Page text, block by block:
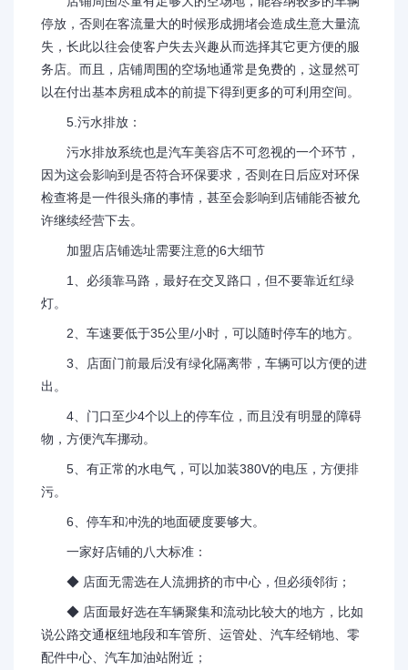
停放，否则在客流量大的时候形成拥堵会造成生意大量流
失，长此以往会使客户失去兴趣从而选择其它更方便的服
务店。而且，店铺周围的空场地通常是免费的，这显然可
以在付出基本房租成本的前提下得到更多的可利用空间。
5.污水排放：
污水排放系统也是汽车美容店不可忽视的一个环节，
因为这会影响到是否符合环保要求，否则在日后应对环保
检查将是一件很头痛的事情，甚至会影响到店铺能否被允
许继续经营下去。
加盟店店铺选址需要注意的6大细节
1、必须靠马路，最好在交叉路口，但不要靠近红绿
灯。
2、车速要低于35公里/小时，可以随时停车的地方。
3、店面门前最后没有绿化隔离带，车辆可以方便的进
出。
4、门口至少4个以上的停车位，而且没有明显的障碍
物，方便汽车挪动。
5、有正常的水电气，可以加装380V的电压，方便排
污。
6、停车和冲洗的地面硬度要够大。
一家好店铺的八大标准：
◆ 店面无需选在人流拥挤的市中心，但必须邻街；
◆ 店面最好选在车辆聚集和流动比较大的地方，比如
说公路交通枢纽地段和车管所、运管处、汽车经销地、零
配件中心、汽车加油站附近；